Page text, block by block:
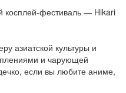
косплей-фестиваль — Hikari
азиатской культуры и
и чарующей
если вы любите аниме,